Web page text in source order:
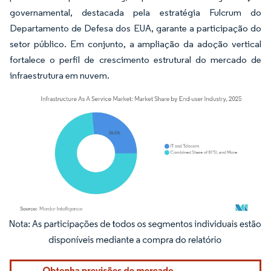
governamental, destacada pela estratégia Fulcrum do
Departamento de Defesa dos EUA, garante a participação do
setor público. Em conjunto, a ampliação da adoção vertical
fortalece o perfil de crescimento estrutural do mercado de
infraestrutura em nuvem.
Imagem © Mordor Intelligence. O reuso requer atribuição conforme CC BY 4.0.